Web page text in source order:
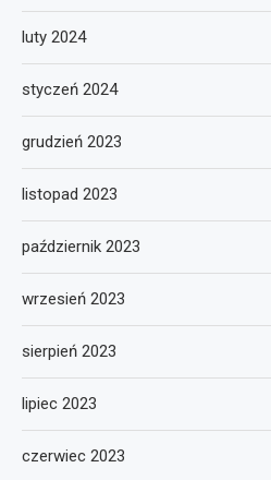
luty 2024
styczeń 2024
grudzień 2023
listopad 2023
październik 2023
wrzesień 2023
sierpień 2023
lipiec 2023
czerwiec 2023